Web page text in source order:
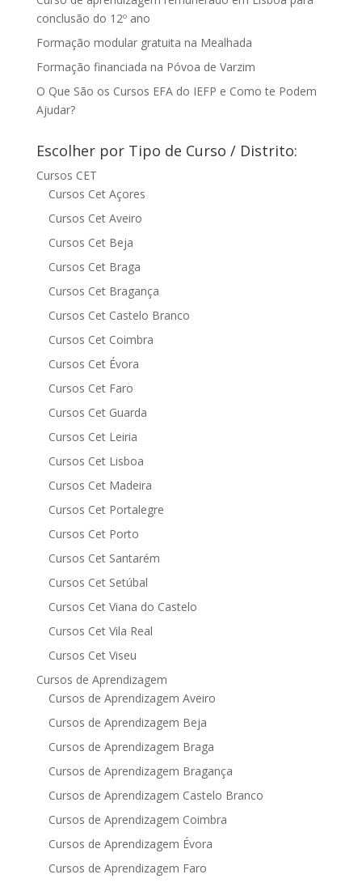
conclusão do 12º ano
Formação modular gratuita na Mealhada
Formação financiada na Póvoa de Varzim
O Que São os Cursos EFA do IEFP e Como te Podem
Ajudar?
Escolher por Tipo de Curso / Distrito:
Cursos CET
Cursos Cet Açores
Cursos Cet Aveiro
Cursos Cet Beja
Cursos Cet Braga
Cursos Cet Bragança
Cursos Cet Castelo Branco
Cursos Cet Coimbra
Cursos Cet Évora
Cursos Cet Faro
Cursos Cet Guarda
Cursos Cet Leiria
Cursos Cet Lisboa
Cursos Cet Madeira
Cursos Cet Portalegre
Cursos Cet Porto
Cursos Cet Santarém
Cursos Cet Setúbal
Cursos Cet Viana do Castelo
Cursos Cet Vila Real
Cursos Cet Viseu
Cursos de Aprendizagem
Cursos de Aprendizagem Aveiro
Cursos de Aprendizagem Beja
Cursos de Aprendizagem Braga
Cursos de Aprendizagem Bragança
Cursos de Aprendizagem Castelo Branco
Cursos de Aprendizagem Coimbra
Cursos de Aprendizagem Évora
Cursos de Aprendizagem Faro